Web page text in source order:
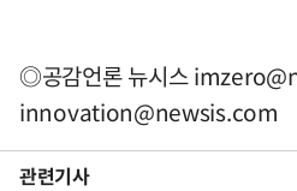
◎공감언론 뉴시스
innovation@newsis.com
관련기사